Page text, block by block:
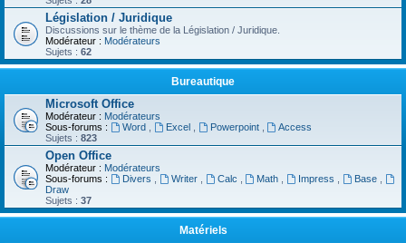
Législation / Juridique
Discussions sur le thème de la Législation / Juridique.
Modérateur : Modérateurs
Sujets : 62
Bureautique
Microsoft Office
Modérateur : Modérateurs
Sous-forums :
Word Excel Powerpoint
Access
Sujets : 823
Open Office
Modérateur : Modérateurs
Sous-forums :
Divers Writer Calc Math Impress Base
Draw
Sujets : 37
Matériels